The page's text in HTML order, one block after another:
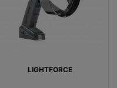
LIGHTFORCE